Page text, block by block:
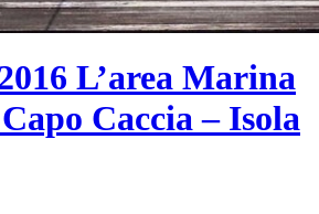
L’area Marina
Caccia – Isola